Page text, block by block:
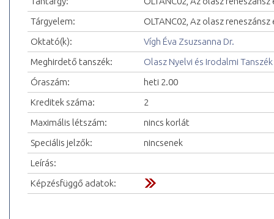
Tárgyelem:
OLTANC02, Az olasz
Oktató(k):
Vígh Éva Zsuzsanna Dr.
Meghirdető tanszék:
Olasz Nyelvi és Irodalmi Tanszék
Óraszám:
heti 2.00
Kreditek száma:
2
Maximális létszám:
nincs korlát
Speciális jelzők:
nincsenek
Leírás:
Képzésfüggő adatok: